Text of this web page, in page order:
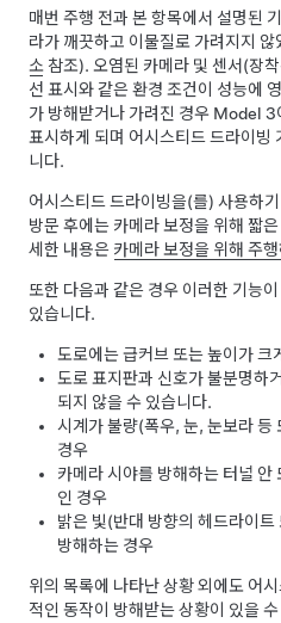
매번 주행 전과 본 항목에서 설명된
라가 깨끗하고 이물질로 가려지지
소 참조). 오염된 카메라 및 센서(장
선 표시와 같은 환경 조건이 성능에
가 방해받거나 가려진 경우 Model 3
표시하게 되며 어시스티드 드라이빙
니다.
어시스티드 드라이빙을(를) 사용하
방문 후에는 카메라 보정을 위해 짧
세한 내용은 카메라 보정을 위해 주행
또한 다음과 같은 경우 이러한 기능
있습니다.
도로에는 급커브 또는 높이가 크
도로 표지판과 신호가 불분명하
되지 않을 수 있습니다.
시계가 불량(폭우, 눈, 눈보라 등
경우
카메라 시야를 방해하는 터널 안
인 경우
밝은 빛(반대 방향의 헤드라이
방해하는 경우
위의 목록에 나타난 상황 외에도 어
적인 동작이 방해받는 상황이 있을